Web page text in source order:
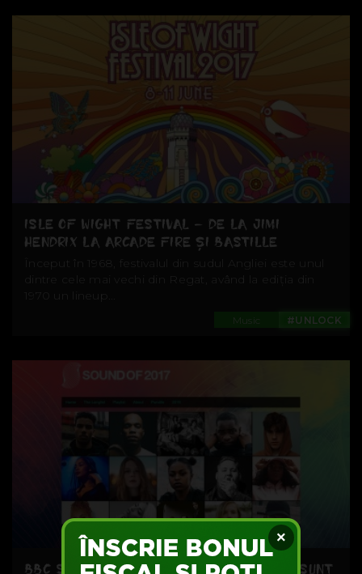
×
ISLE OF WIGHT FESTIVAL – DE LA JIMI
HENDRIX LA ARCADE FIRE ȘI BASTILLE
Început în 1968, festivalul din sudul Angliei este unul
dintre cele mai vechi din Regat, având la ediția din
1970 un lineup...
#UNLOCK
Music
BBC SOUND OF 2017 SAU CE ARTIȘTI NOI SUNT